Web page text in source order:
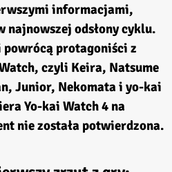
informacjami,
najnowszej odsłony cyklu.
protagoniści z
czyli Keira, Natsume
Junior, Nekomata i yo-kai
Yo-kai Watch 4 na
nie została potwierdzona.